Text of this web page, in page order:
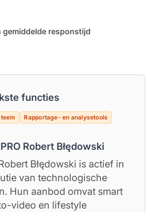
gemiddelde responstijd
functies
Rapportage- en analysetools
Robert Błędowski
Błędowski is actief in
van technologische
Hun aanbod omvat smart
video en lifestyle